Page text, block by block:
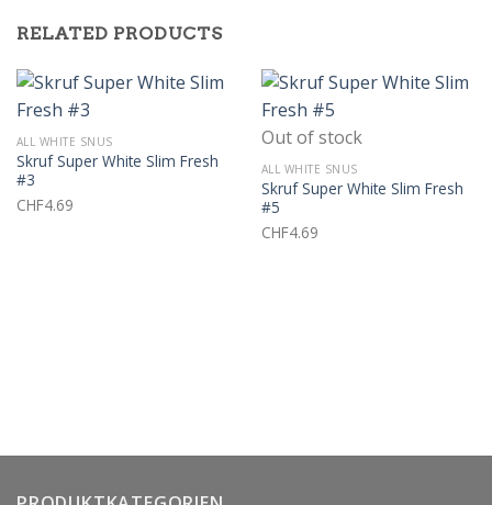
RELATED PRODUCTS
ALL WHITE SNUS
Skruf Super White Slim Fresh
#3
CHF4.69
Out of stock
ALL WHITE SNUS
Skruf Super White Slim Fresh
#5
CHF4.69